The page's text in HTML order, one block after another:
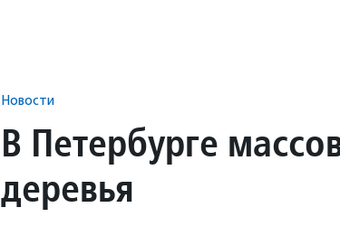
Новости
В Петербурге
деревья